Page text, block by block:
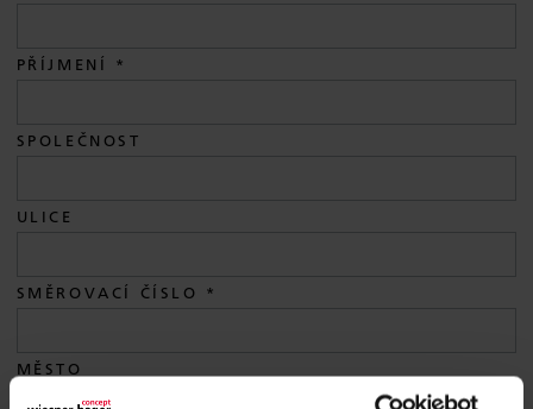
PŘÍJMENÍ
SPOLEČNOST
ULICE
SMĚROVACÍ ČÍSLO
MĚSTO